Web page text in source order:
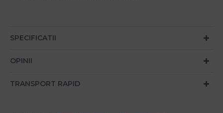
SPECIFICATII
OPINII
TRANSPORT RAPID